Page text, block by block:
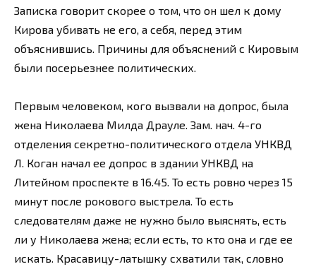
Записка говорит скорее о том, что он шел к дому
Кирова убивать не его, а себя, перед этим
объяснившись. Причины для объяснений с Кировым
были посерьезнее политических.
Первым человеком, кого вызвали на допрос, была
жена Николаева Милда Драуле. Зам. нач. 4-го
отделения секретно-политического отдела УНКВД
Л. Коган начал ее допрос в здании УНКВД на
Литейном проспекте в 16.45. То есть ровно через 15
минут после рокового выстрела. То есть
следователям даже не нужно было выяснять, есть
ли у Николаева жена; если есть, то кто она и где ее
искать. Красавицу-латышку схватили так, словно